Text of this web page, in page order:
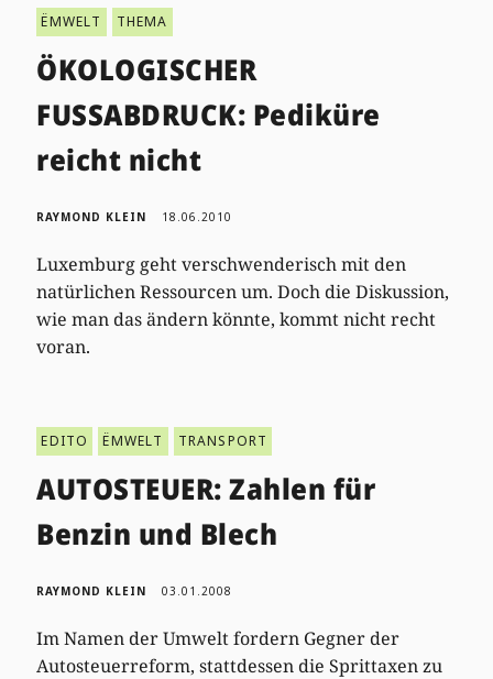
ËMWELT THEMA
ÖKOLOGISCHER
FUSSABDRUCK: Pediküre
reicht nicht
RAYMOND KLEIN 18.06.2010
Luxemburg geht verschwenderisch mit den
natürlichen Ressourcen um. Doch die Diskussion,
wie man das ändern könnte, kommt nicht recht
voran.
EDITO ËMWELT TRANSPORT
AUTOSTEUER: Zahlen für
Benzin und Blech
RAYMOND KLEIN 03.01.2008
Im Namen der Umwelt fordern Gegner der
Autosteuerreform, stattdessen die Sprittaxen zu